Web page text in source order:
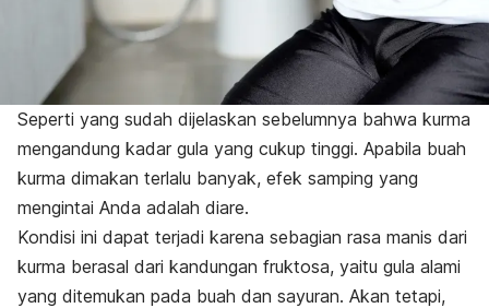
Seperti yang sudah dijelaskan sebelumnya bahwa kurma
mengandung kadar gula yang cukup tinggi. Apabila buah
kurma dimakan terlalu banyak, efek samping yang
mengintai Anda adalah diare.
Kondisi ini dapat terjadi karena sebagian rasa manis dari
kurma berasal dari kandungan fruktosa, yaitu gula alami
yang ditemukan pada buah dan sayuran. Akan tetapi,